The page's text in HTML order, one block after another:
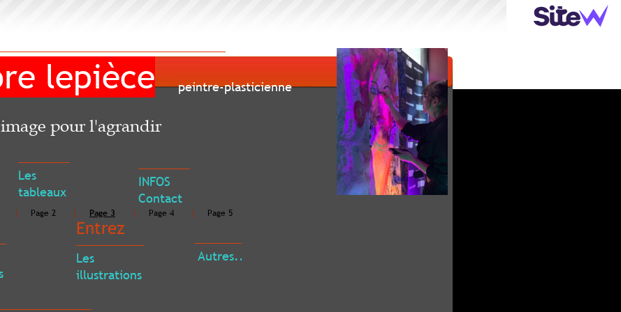
Page 2 Page 3 Page 4 Page 5
lepièce
pour l'agrandir
peintre-plasticienne
tableaux
Entrez
illustrations
INFOS
Contact
Autres...